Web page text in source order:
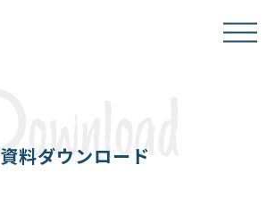
Download
資料ダウンロード